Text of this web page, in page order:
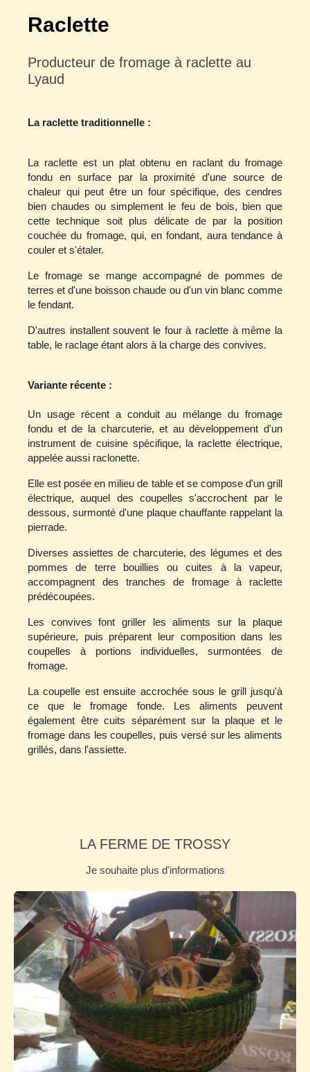
Raclette
Producteur de fromage à raclette au
Lyaud
La raclette traditionnelle :
La raclette est un plat obtenu en raclant du fromage
fondu en surface par la proximité d'une source de
chaleur qui peut être un four spécifique, des cendres
bien chaudes ou simplement le feu de bois, bien que
cette technique soit plus délicate de par la position
couchée du fromage, qui, en fondant, aura tendance à
couler et s'étaler.
Le fromage se mange accompagné de pommes de
terres et d'une boisson chaude ou d'un vin blanc comme
le fendant.
D'autres installent souvent le four à raclette à même la
table, le raclage étant alors à la charge des convives.
Variante récente :
Un usage récent a conduit au mélange du fromage
fondu et de la charcuterie, et au développement d'un
instrument de cuisine spécifique, la raclette électrique,
appelée aussi raclonette.
Elle est posée en milieu de table et se compose d'un grill
électrique, auquel des coupelles s'accrochent par le
dessous, surmonté d'une plaque chauffante rappelant la
pierrade.
Diverses assiettes de charcuterie, des légumes et des
pommes de terre bouillies ou cuites à la vapeur,
accompagnent des tranches de fromage à raclette
prédécoupées.
Les convives font griller les aliments sur la plaque
supérieure, puis préparent leur composition dans les
coupelles à portions individuelles, surmontées de
fromage.
La coupelle est ensuite accrochée sous le grill jusqu'à
ce que le fromage fonde. Les aliments peuvent
également être cuits séparément sur la plaque et le
fromage dans les coupelles, puis versé sur les aliments
grillés, dans l'assiette.
LA FERME DE TROSSY
Je souhaite plus d'informations